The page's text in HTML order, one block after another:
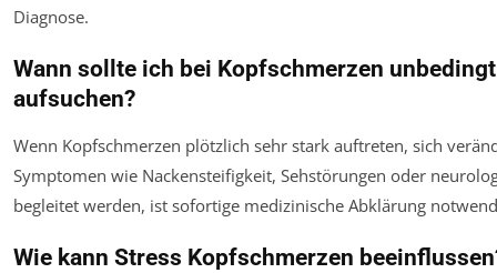
Diagnose.
Wann sollte ich bei Kopfschmerzen
aufsuchen?
Wenn Kopfschmerzen plötzlich sehr stark auftreten, sich
Symptomen wie Nackensteifigkeit, Sehstörungen oder
begleitet werden, ist sofortige medizinische Abklärung
Wie kann Stress Kopfschmerzen